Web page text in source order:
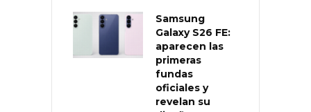
Samsung
Galaxy S26 FE:
aparecen las
primeras
fundas
oficiales y
revelan su